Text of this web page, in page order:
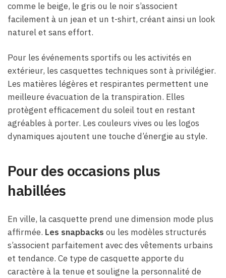
comme le beige, le gris ou le noir s’associent
facilement à un jean et un t-shirt, créant ainsi un look
naturel et sans effort.
Pour les événements sportifs ou les activités en
extérieur, les casquettes techniques sont à privilégier.
Les matières légères et respirantes permettent une
meilleure évacuation de la transpiration. Elles
protègent efficacement du soleil tout en restant
agréables à porter. Les couleurs vives ou les logos
dynamiques ajoutent une touche d’énergie au style.
Pour des occasions plus
habillées
En ville, la casquette prend une dimension mode plus
affirmée. Les snapbacks ou les modèles structurés
s’associent parfaitement avec des vêtements urbains
et tendance. Ce type de casquette apporte du
caractère à la tenue et souligne la personnalité de